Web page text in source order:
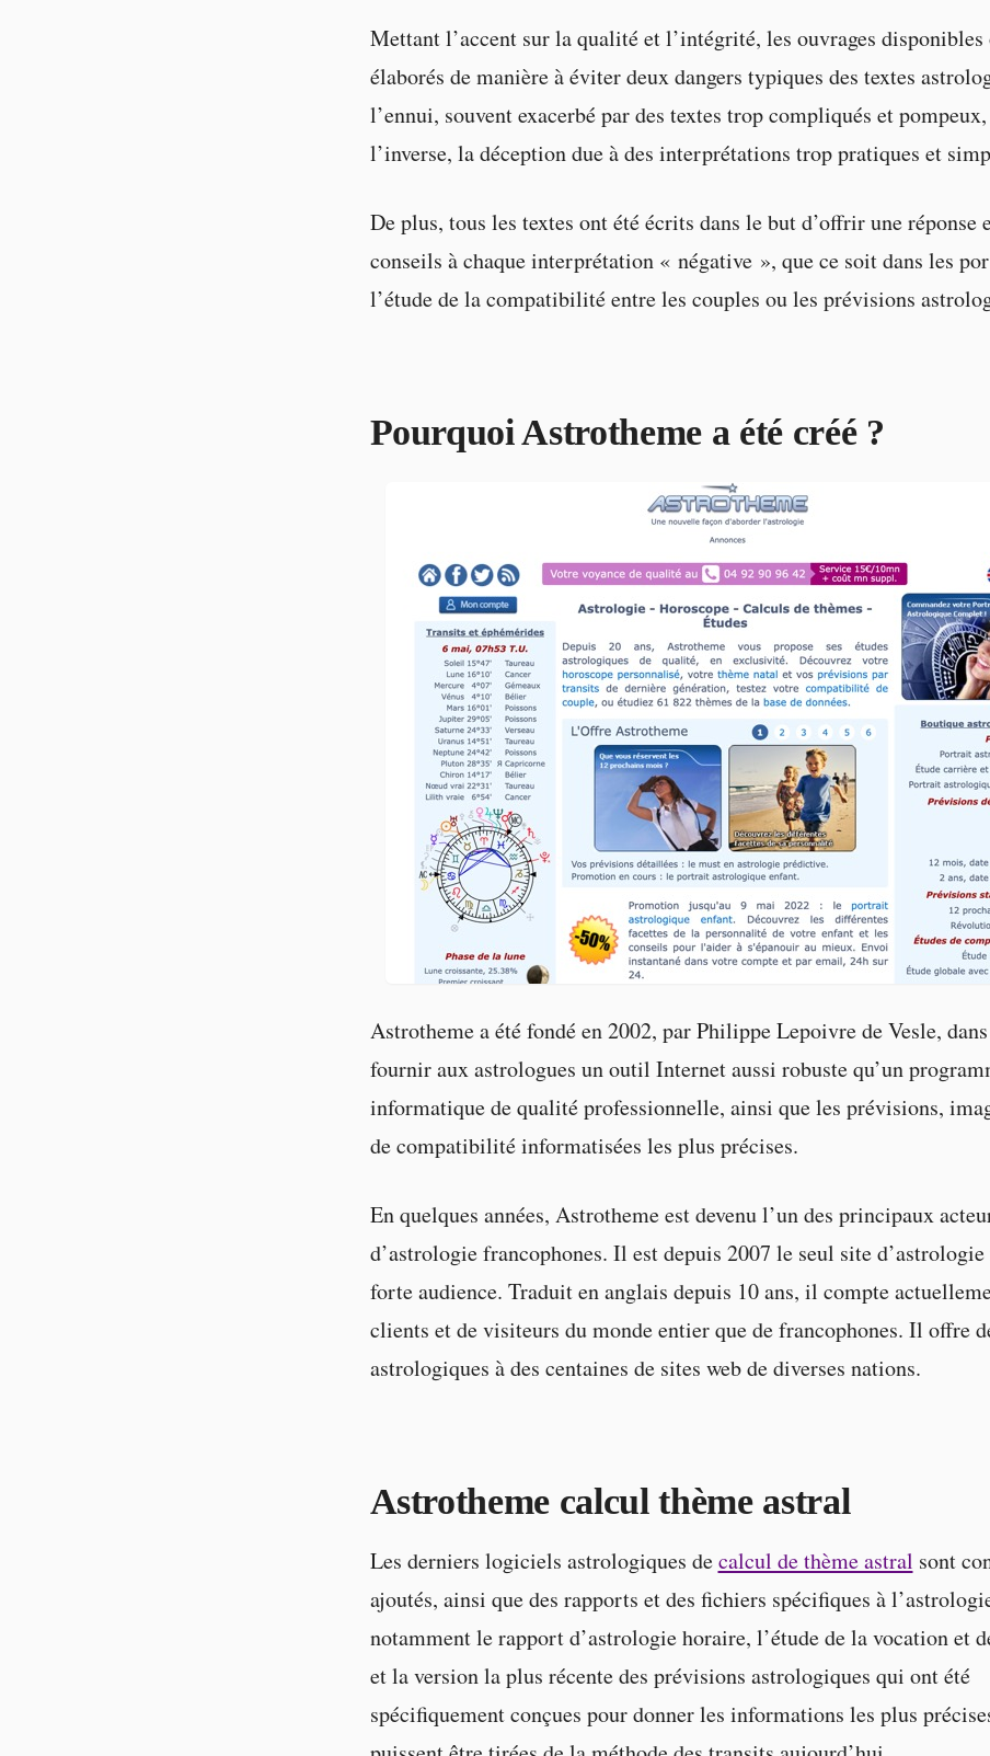
Mettant l’accent sur la qualité et l’intégrité, les ouvrages disponibles
élaborés de manière à éviter deux dangers typiques des textes
l’ennui, souvent exacerbé par des textes trop compliqués et
l’inverse, la déception due à des interprétations trop pratiques et
De plus, tous les textes ont été écrits dans le but d’offrir une réponse
conseils à chaque interprétation « négative », que ce soit dans les
l’étude de la compatibilité entre les couples ou les prévisions
Pourquoi Astrotheme a été créé ?
Astrotheme a été fondé en 2002, par Philippe Lepoivre de Vesle,
fournir aux astrologues un outil Internet aussi robuste qu’un
informatique de qualité professionnelle, ainsi que les prévisions,
de compatibilité informatisées les plus précises.
En quelques années, Astrotheme est devenu l’un des principaux
d’astrologie francophones. Il est depuis 2007 le seul site
forte audience. Traduit en anglais depuis 10 ans, il compte
clients et de visiteurs du monde entier que de francophones. Il offre
astrologiques à des centaines de sites web de diverses nations.
Astrotheme calcul thème astral
Les derniers logiciels astrologiques decalcul de thème astral sont
ajoutés, ainsi que des rapports et des fichiers spécifiques à
notamment le rapport d’astrologie horaire, l’étude de la vocation et
et la version la plus récente des prévisions astrologiques qui ont été
spécifiquement conçues pour donner les informations les plus